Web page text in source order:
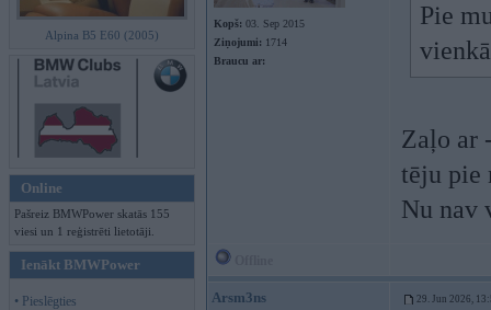
Alpina B5 E60 (2005)
Online
Pašreiz BMWPower skatās 155
viesi un 1 reģistrēti lietotāji.
Ienākt BMWPower
• Pieslēgties
Kopš: 03. Sep 2015
Ziņojumi: 1714
Braucu ar:
Pie
Zaļo ar
tēju pie
Nu nav
Arsm3ns 29. Jun 2026,